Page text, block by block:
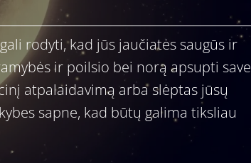
rodyti, kad jūs jaučiatės saugūs ir
ir poilsio bei norą apsupti save
atpalaidavimą arba slėptas jūsų
sapne, kad būtų galima tiksliau